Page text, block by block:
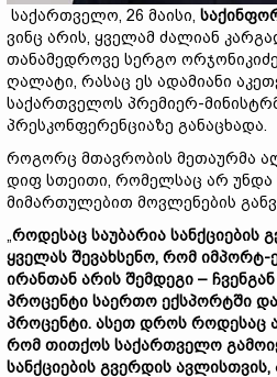
საქართველო, 26 მაისი,
ვინც არის, ყველამ ძალიან
თანამედროვე სერგო
ღალატი, რასაც ეს ადამიანი
საქართველოს პრემიერ-
პრესკონფერენციაზე განაცხადა.
როგორც მთავრობის მეთაურმა
დიფ სთეითი, რომელსაც არ
მიმართულებით მოვლენების
„როდესაც საუბარია სანქციების
ყველას შევახსენო, რომ იმპორტ-
ირანთან არის შემდეგი –
პროცენტი საერთო ექსპორტში
პროცენტი. ასეთ დროს როდესაც
რომ თითქოს საქართველო
სანქციების გვერდის